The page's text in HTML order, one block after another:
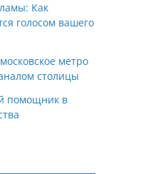
Как
голосом вашего
метро
столицы
помощник в